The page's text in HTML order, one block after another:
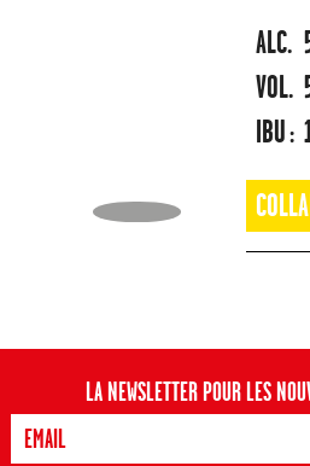
ALC.
VOL.
IBU :
LA NEWSLETTER POUR LES